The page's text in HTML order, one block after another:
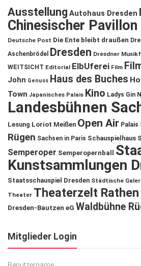
Ausstellung Autohaus Dresden
Chinesischer Pavillon
Deutsche Post Die Ente bleibt draußen
Aschenbrödel
Dresden Dresdner
WEITSICHT Editorial ElbUferei Film
John Genuss Haus des Buches
Town Japanisches Palais Kino Ladys Gin
Landesbühnen
Lesung Loriot Meißen Open Air Palais
Rügen Sachsen in Paris Schauspielhaus
Semperoper Semperopernball
Kunstsammlungen
Staatsschauspiel Dresden Städtische
Theater Theaterzelt Rathen
Dresden-Bautzen eG Waldbühne
Mitglieder Login